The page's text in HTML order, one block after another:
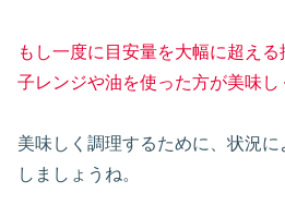
もし一度に目安量を大幅に超え
子レンジや油を使った方が美味し
美味しく調理するために、状況
しましょうね。